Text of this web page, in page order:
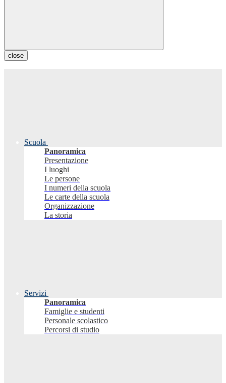
close
Scuola
Panoramica
Presentazione
I luoghi
Le persone
I numeri della scuola
Le carte della scuola
Organizzazione
La storia
Servizi
Panoramica
Famiglie e studenti
Personale scolastico
Percorsi di studio